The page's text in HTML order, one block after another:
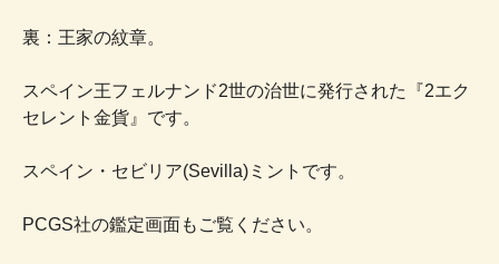
裏：王家の紋章。
スペイン王フェルナンド2世の治世に発行された『2エク
セレント金貨』です。
スペイン・セビリア(Sevilla)ミントです。
PCGS社の鑑定画面もご覧ください。